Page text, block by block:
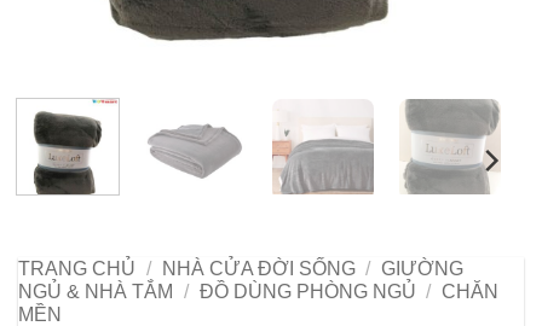
TRANG CHỦ / NHÀ CỬA ĐỜI SỐNG / GIƯỜNG
NGỦ & NHÀ TẮM
/ ĐỒ DÙNG PHÒNG NGỦ / CHĂN
MỀN